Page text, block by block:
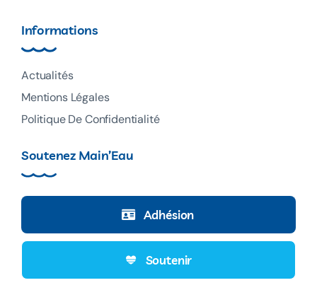
Informations
Actualités
Mentions Légales
Politique De Confidentialité
Soutenez Main’Eau
Adhésion
Soutenir